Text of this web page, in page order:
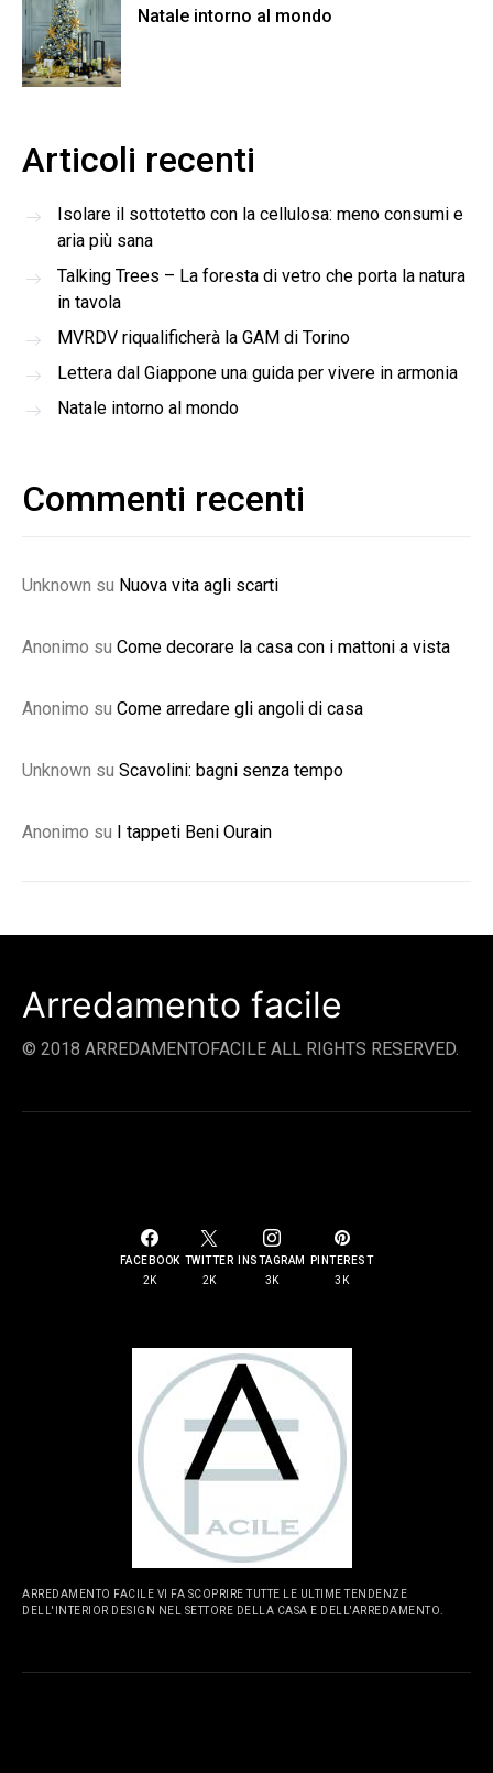
Natale intorno al mondo
Articoli recenti
Isolare il sottotetto con la cellulosa: meno consumi e
aria più sana
Talking Trees – La foresta di vetro che porta la natura
in tavola
MVRDV riqualificherà la GAM di Torino
Lettera dal Giappone una guida per vivere in armonia
Natale intorno al mondo
Commenti recenti
Unknown su Nuova vita agli scarti
Anonimo su Come decorare la casa con i mattoni a vista
Anonimo su Come arredare gli angoli di casa
Unknown su Scavolini: bagni senza tempo
Anonimo su I tappeti Beni Ourain
Arredamento facile
© 2018 ARREDAMENTOFACILE ALL RIGHTS RESERVED.
FACEBOOK
2K
TWITTER
2K
INSTAGRAM
3K
PINTEREST
3K
ARREDAMENTO FACILE VI FA SCOPRIRE TUTTE LE ULTIME TENDENZE
DELL'INTERIOR DESIGN NEL SETTORE DELLA CASA E DELL'ARREDAMENTO.